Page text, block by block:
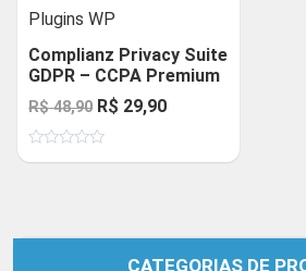
Plugins WP
Complianz Privacy Suite
GDPR – CCPA Premium
R$48,90 O
preço
original
R$ 29,90O
atual
CATEGORIAS DE